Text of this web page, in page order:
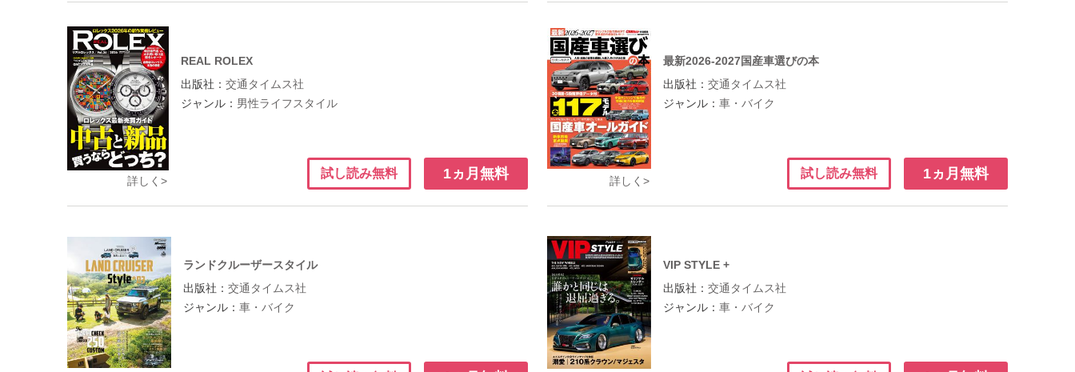
詳しく>
REAL ROLEX
出版社：交通タイムス社
ジャンル： 男性ライフスタイル
試し読み無料 1ヵ月無料 詳しく>
最新2026-2027国産車選びの本
出版社： 交通タイムス社
ジャンル： 車・バイク
試し読み無料 1ヵ月無料
ランドクルーザースタイル
出版社： 交通タイムス社
ジャンル： 車・バイク
VIP STYLE +
出版社： 交通タイムス社
ジャンル： 車・バイク